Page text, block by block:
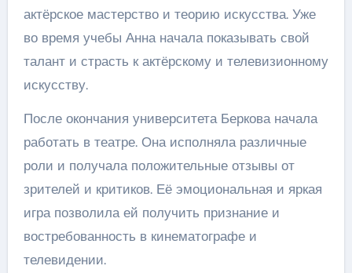
актёрское мастерство и теорию искусства. Уже
во время учебы Анна начала показывать свой
талант и страсть к актёрскому и телевизионному
искусству.
После окончания университета Беркова начала
работать в театре. Она исполняла различные
роли и получала положительные отзывы от
зрителей и критиков. Её эмоциональная и яркая
игра позволила ей получить признание и
востребованность в кинематографе и
телевидении.